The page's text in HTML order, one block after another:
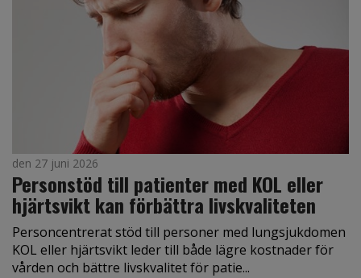
den 27 juni 2026
Personstöd till patienter med KOL eller
hjärtsvikt kan förbättra livskvaliteten
Personcentrerat stöd till personer med lungsjukdomen
KOL eller hjärtsvikt leder till både lägre kostnader för
vården och bättre livskvalitet för patie...